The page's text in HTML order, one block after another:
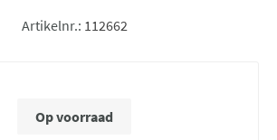
Artikelnr.: 112662
Op voorraad